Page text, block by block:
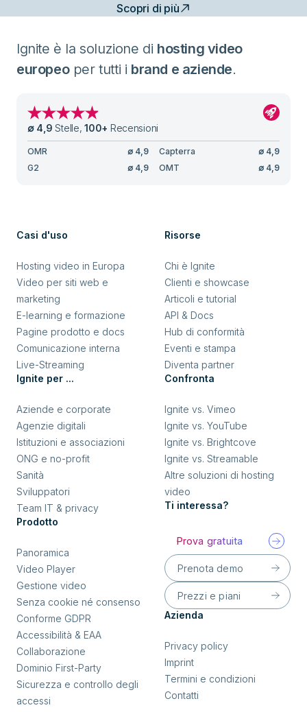
Scopri di più
Ignite è la soluzione di hosting video
europeoper tutti i brand e aziende.
∅ 4,9 Stelle,100+ Recensioni
OMR ∅ 4,9 Capterra ∅ 4,9
G2
∅ 4,9 OMT ∅ 4,9
Casi d'uso
Hosting video in Europa
Video per siti web e
marketing
E-learning e formazione
Pagine prodotto e docs
Comunicazione interna
Live-Streaming
Ignite per ...
Aziende e corporate
Agenzie digitali
Istituzioni e associazioni
ONG e no-profit
Sanità
Sviluppatori
Team IT & privacy
Prodotto
Panoramica
Video Player
Gestione video
Senza cookie né consenso
Conforme GDPR
Accessibilità & EAA
Collaborazione
Dominio First-Party
Sicurezza e controllo degli
accessi
Risorse
Chi è Ignite
Clienti e showcase
Articoli e tutorial
API & Docs
Hub di conformità
Eventi e stampa
Diventa partner
Confronta
Ignite vs. Vimeo
Ignite vs. YouTube
Ignite vs. Brightcove
Ignite vs. Streamable
Altre soluzioni di hosting
video
Ti interessa?
Prova gratuita
Prenota demo
Prezzi e piani
Azienda
Privacy policy
Imprint
Termini e condizioni
Contatti